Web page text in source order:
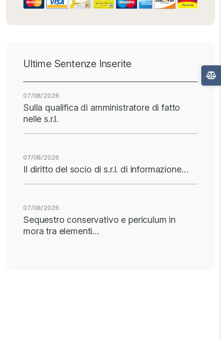
Ultime Sentenze Inserite
07/08/2026
Sulla qualifica di amministratore di fatto
nelle s.r.l.
07/08/2026
Il diritto del socio di s.r.l. di informazione…
07/08/2026
Sequestro conservativo e periculum in
mora tra elementi…